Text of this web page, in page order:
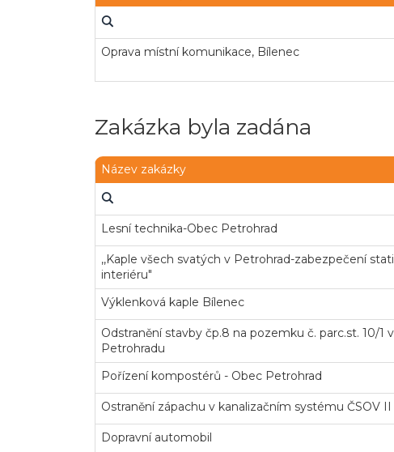
Oprava místní komunikace, Bílenec
Zakázka byla zadána
Název zakázky
Lesní technika-Obec Petrohrad
,,Kaple všech svatých v Petrohrad-zabezpečení
interiéru"
Výklenková kaple Bílenec
Odstranění stavby čp.8 na pozemku č. parc.st. 10/1
Petrohradu
Pořízení kompostérů - Obec Petrohrad
Ostranění zápachu v kanalizačním systému ČSOV II
Dopravní automobil